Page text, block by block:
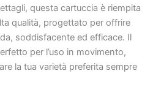
questa cartuccia è riempita
qualità, progettato per offrire
soddisfacente ed efficace. Il
per l’uso in movimento,
la tua varietà preferita sempre